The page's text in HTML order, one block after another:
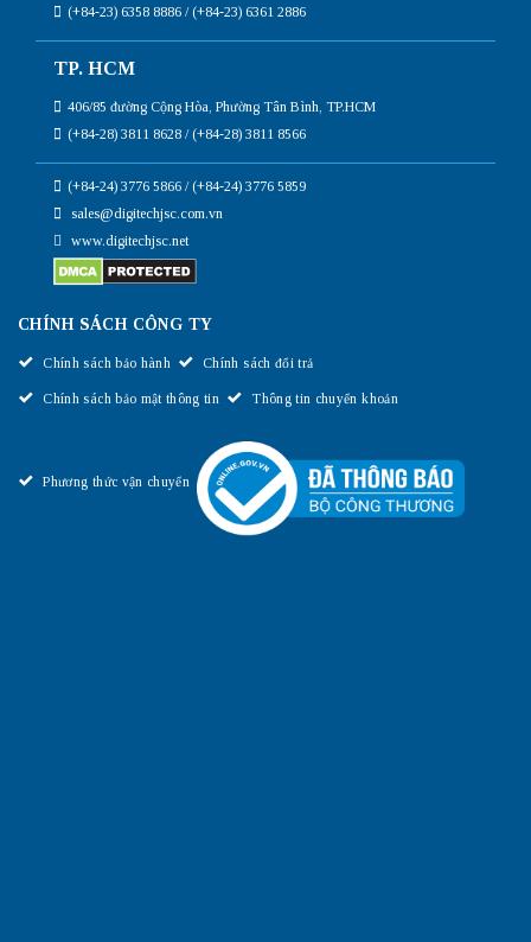
(+84-23) 6358 8886 / (+84-23) 6361 2886
TP. HCM
406/85 đường Cộng Hòa, Phường Tân Bình, TP.HCM
(+84-28) 3811 8628 / (+84-28) 3811 8566
(+84-24) 3776 5866 / (+84-24) 3776 5859
sales@digitechjsc.com.vn
www.digitechjsc.net
CHÍNH SÁCH CÔNG TY
Chính sách bảo hành Chính sách đổi trả
Chính sách bảo mật thông tin Thông tin chuyển khoản
Phương thức vận chuyển